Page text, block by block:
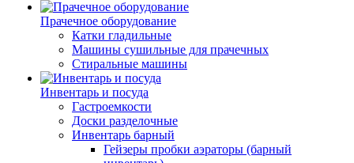
Прачечное оборудование
Катки гладильные
Машины сушильные для прачечных
Стиральные машины
Инвентарь и посуда
Гастроемкости
Доски разделочные
Инвентарь барный
Гейзеры пробки аэраторы (барный